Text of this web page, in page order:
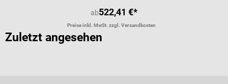
ab522,41 €*
Preise inkl. MwSt. zzgl. Versandkosten
Zuletzt angesehen